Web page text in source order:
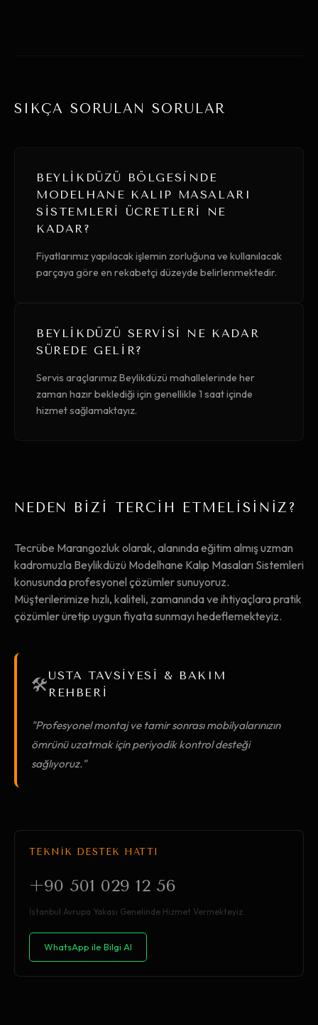
SIKÇA SORULAN SORULAR
BEYLIKDÜZÜ BÖLGESINDE
MODELHANE KALIP MASALARI
SISTEMLERI ÜCRETLERI NE
KADAR?
Fiyatlarımız yapılacak işlemin zorluğuna ve kullanılacak
parçaya göre en rekabetçi düzeyde belirlenmektedir.
BEYLIKDÜZÜ SERVISI NE KADAR
SÜREDE GELIR?
Servis araçlarımız Beylikdüzü mahallelerinde her
zaman hazır beklediği için genellikle 1 saat içinde
hizmet sağlamaktayız.
NEDEN BİZİ TERCİH ETMELİSİNİZ?
Tecrübe Marangozluk olarak, alanında eğitim almış uzman
kadromuzla Beylikdüzü Modelhane Kalıp Masaları Sistemleri
konusunda profesyonel çözümler sunuyoruz.
Müşterilerimize hızlı, kaliteli, zamanında ve ihtiyaçlara pratik
çözümler üretip uygun fiyata sunmayı hedeflemekteyiz.
🛠️USTA TAVSİYESİ & BAKIM
REHBERİ
"Profesyonel montaj ve tamir sonrası mobilyalarınızın
ömrünü uzatmak için periyodik kontrol desteği
sağlıyoruz."
TEKNİK DESTEK HATTI
+90 501 029 12 56
İstanbul Avrupa Yakası Genelinde Hizmet Vermekteyiz.
WhatsApp ile Bilgi Al